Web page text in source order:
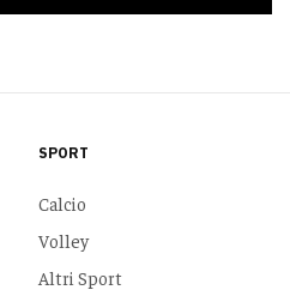
SPORT
Calcio
Volley
Altri Sport